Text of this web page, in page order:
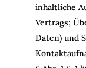
inhaltliche
Vertrags;
Daten) und